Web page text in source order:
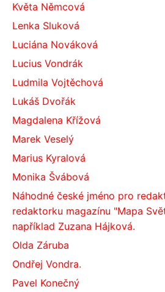
Květa Němcová
Lenka Sluková
Luciána Nováková
Lucius Vondrák
Ludmila Vojtěchová
Lukáš Dvořák
Magdalena Křížová
Marek Veselý
Marius Kyralová
Monika Švábová
Náhodné české jméno pro
redaktorku magazínu "Mapa
například Zuzana Hájková.
Olda Záruba
Ondřej Vondra.
Pavel Konečný